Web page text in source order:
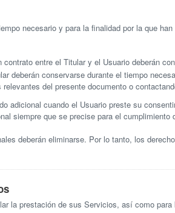
necesario y para la finalidad por la que
entre el Titular y el Usuario deberán
deberán conservarse durante el tiempo
del presente documento o
adicional cuando el Usuario preste su
siempre que se precise para el
deberán eliminarse. Por lo tanto, los
la prestación de sus Servicios, así como